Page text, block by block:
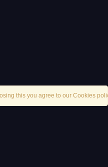
this you agree to our Cookies